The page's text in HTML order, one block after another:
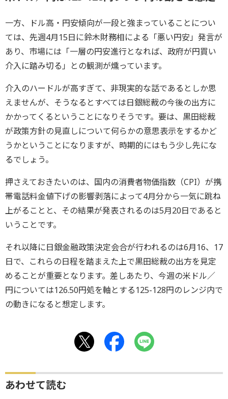
一方、ドル高・円安傾向が一段と強まっていることについ
ては、先週4月15日に鈴木財務相による「悪い円安」発言が
あり、市場には「一層の円安進行となれば、政府が円買い
介入に踏み切る」との観測が燻っています。
介入のハードルが高すぎて、非現実的な話であるとしか思
えませんが、そうなるとすべては日銀総裁の今後の出方に
かかってくるということになりそうです。要は、黒田総裁
が政策方針の見直しについて何らかの意思表示をするかど
うかということになりますが、時期的にはもう少し先にな
るでしょう。
押さえておきたいのは、国内の消費者物価指数（CPI）が携
帯電話料金値下げの影響剥落によって4月分から一気に跳ね
上がることと、その結果が発表されるのは5月20日であると
いうことです。
それ以降に日銀金融政策決定会合が行われるのは6月16、17
日で、これらの日程を踏まえた上で黒田総裁の出方を見定
めることが重要となります。差しあたり、今週の米ドル／
円については126.50円処を軸とする125-128円のレンジ内で
の動きになると想定します。
あわせて読む